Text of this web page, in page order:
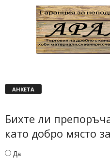
АНКЕТА
Бихте ли
като добро място
Да